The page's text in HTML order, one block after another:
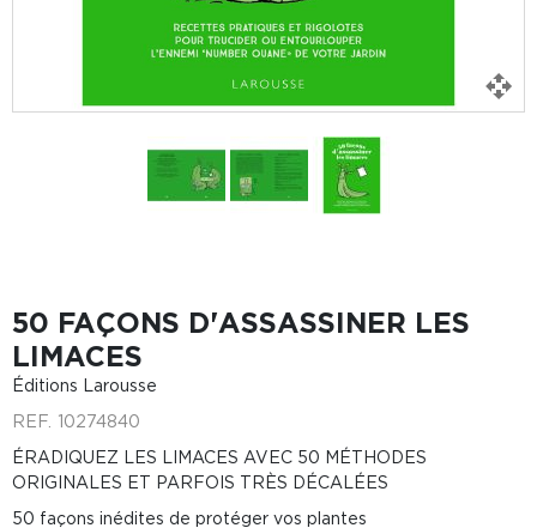
50 FAÇONS D'ASSASSINER LES
LIMACES
Éditions Larousse
REF. 10274840
ÉRADIQUEZ LES LIMACES AVEC 50 MÉTHODES
ORIGINALES ET PARFOIS TRÈS DÉCALÉES
50 façons inédites de protéger vos plantes